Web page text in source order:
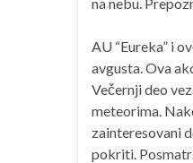
na nebu.
AU “Eureka” i
avgusta. Ova
Večernji deo
meteorima.
zainteresovani
pokriti.